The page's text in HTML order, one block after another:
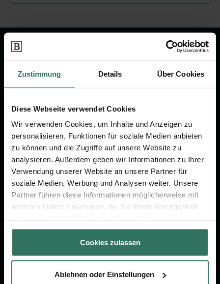
Zustimmung Details Über Cookies
Diese Webseite verwendet Cookies
Wir verwenden Cookies, um Inhalte und Anzeigen zu
personalisieren, Funktionen für soziale Medien anbieten
zu können und die Zugriffe auf unsere Website zu
analysieren. Außerdem geben wir Informationen zu Ihrer
Verwendung unserer Website an unsere Partner für
soziale Medien, Werbung und Analysen weiter. Unsere
Partner führen diese Informationen möglicherweise mit
weiteren Daten zusammen, die Sie ihnen bereitgestellt
gesammelt haben.
Cookies zulassen
Ablehnen oder Einstellungen
Wir sind Ihr Ansprechpartner rund
um das Thema Bestattung &
Vorsorge.
Jetzt beraten lassen
FÜR SIE
Vergleich
Ratgeber
Verzeichnis
FÜR BESTATTER
Online-Portal
Kostenlos registrieren